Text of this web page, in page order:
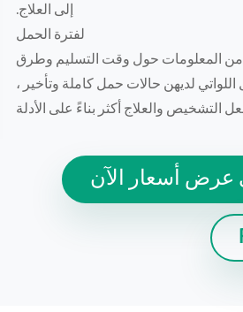
إلى العلاج.
لفترة الحمل
من المعلومات حول وقت التسليم وطرق
اللواتي لديهن حالات حمل كاملة وتأخير ،
التشخيص والعلاج أكثر بناءً على الأدلة
أسعار الآن